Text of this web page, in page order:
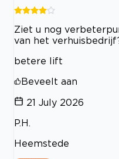
Ziet u nog
van het
betere lift
Beveelt aan
21 July 2026
P.H.
Heemstede